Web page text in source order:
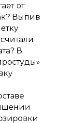
от
Выпив
В